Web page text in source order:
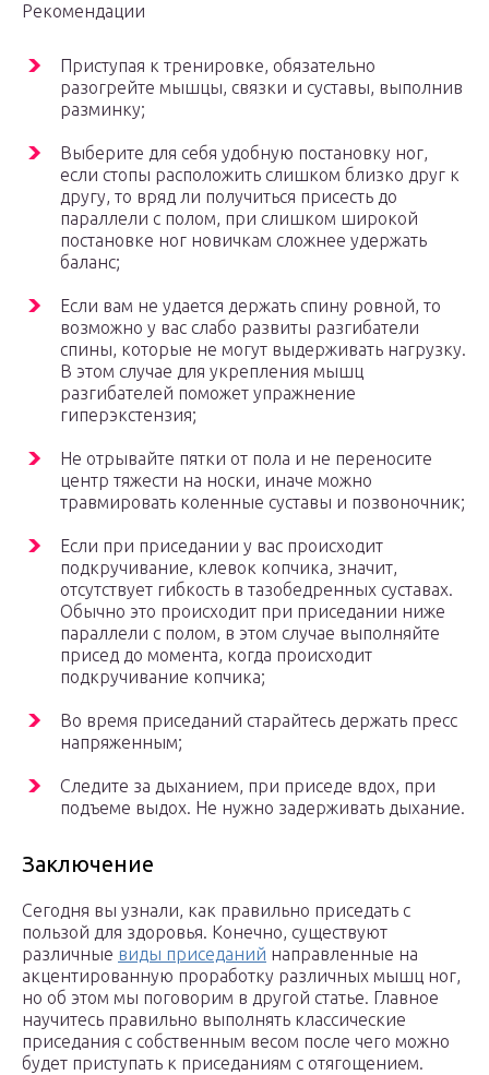
Рекомендации
Приступая к тренировке, обязательно
разогрейте мышцы, связки и суставы, выполнив
разминку;
Выберите для себя удобную постановку ног,
если стопы расположить слишком близко друг к
другу, то вряд ли получиться присесть до
параллели с полом, при слишком широкой
постановке ног новичкам сложнее удержать
баланс;
Если вам не удается держать спину ровной, то
возможно у вас слабо развиты разгибатели
спины, которые не могут выдерживать нагрузку.
В этом случае для укрепления мышц
разгибателей поможет упражнение
гиперэкстензия;
Не отрывайте пятки от пола и не переносите
центр тяжести на носки, иначе можно
травмировать коленные суставы и позвоночник;
Если при приседании у вас происходит
подкручивание, клевок копчика, значит,
отсутствует гибкость в тазобедренных суставах.
Обычно это происходит при приседании ниже
параллели с полом, в этом случае выполняйте
присед до момента, когда происходит
подкручивание копчика;
Во время приседаний старайтесь держать пресс
напряженным;
Следите за дыханием, при приседе вдох, при
подъеме выдох. Не нужно задерживать дыхание.
Заключение
Сегодня вы узнали, как правильно приседать с
пользой для здоровья. Конечно, существуют
различные виды приседаний направленные на
акцентированную проработку различных мышц ног,
но об этом мы поговорим в другой статье. Главное
научитесь правильно выполнять классические
приседания с собственным весом после чего можно
будет приступать к приседаниям с отягощением.